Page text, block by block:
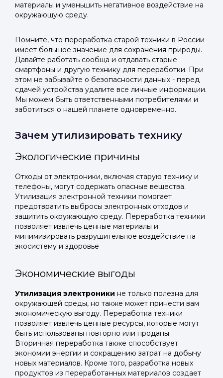
материалы и уменьшить негативное воздействие на
окружающую среду.
Помните, что переработка старой техники в России
имеет большое значение для сохранения природы.
Давайте работать сообща и отдавать старые
смартфоны и другую технику для переработки. При
этом не забывайте о безопасности данных - перед
сдачей устройства удалите все личные информации.
Мы можем быть ответственными потребителями и
заботиться о нашей планете одновременно.
Зачем утилизировать технику
Экологические причины
Отходы от электроники, включая старую технику и
телефоны, могут содержать опасные вещества.
Утилизация электронной техники помогает
предотвратить выбросы электронных отходов и
защитить окружающую среду. Переработка техники
позволяет извлечь ценные материалы и
минимизировать разрушительное воздействие на
экосистему и здоровье
Экономические выгоды
Утилизация электроники не только полезна для
окружающей среды, но также может принести вам
экономическую выгоду. Переработка техники
позволяет извлечь ценные ресурсы, которые могут
быть использованы повторно или проданы.
Вторичная переработка также способствует
экономии энергии и сокращению затрат на добычу
новых материалов. Кроме того, разработка новых
продуктов из переработанных материалов создает